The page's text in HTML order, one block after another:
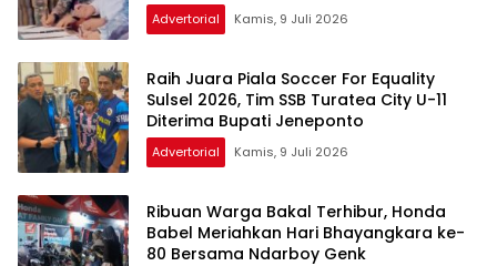
Advertorial Kamis, 9 Juli 2026
Raih Juara Piala Soccer For Equality
Sulsel 2026, Tim SSB Turatea City U-11
Diterima Bupati Jeneponto
Advertorial Kamis, 9 Juli 2026
Ribuan Warga Bakal Terhibur, Honda
Babel Meriahkan Hari Bhayangkara ke-
80 Bersama Ndarboy Genk